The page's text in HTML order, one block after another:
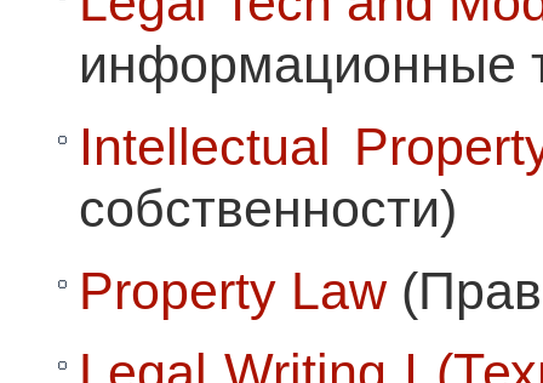
информационные
Intellectual
собственности)
Property Law